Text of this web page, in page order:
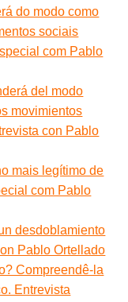
do modo como
sociais
com Pablo
del modo
movimientos
con Pablo
mais legítimo de
com Pablo
desdoblamiento
Pablo Ortellado
Compreendê-la
Entrevista